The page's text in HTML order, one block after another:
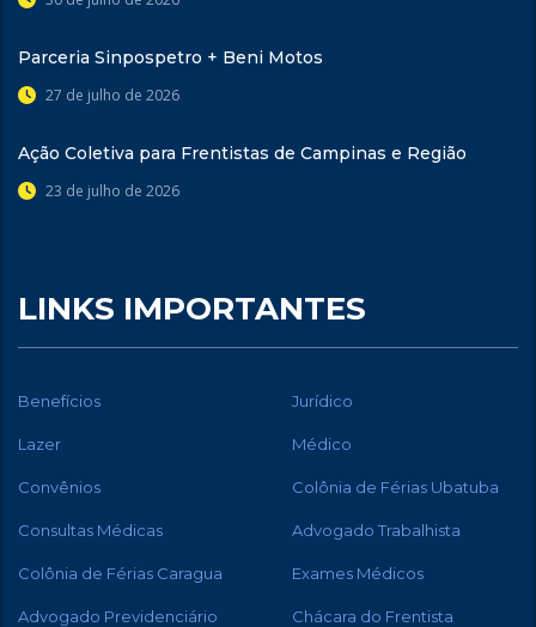
Parceria Sinpospetro + Beni Motos
27 de julho de 2026
Ação Coletiva para Frentistas de Campinas e Região
23 de julho de 2026
LINKS IMPORTANTES
Benefícios Jurídico
Lazer Médico
Convênios Colônia de Férias Ubatuba
Consultas Médicas Advogado Trabalhista
Colônia de Férias Caragua Exames Médicos
Advogado Previdenciário Chácara do Frentista